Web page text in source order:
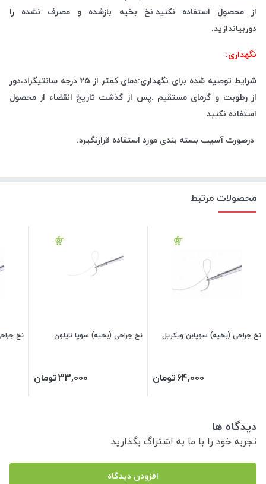
از محصول استفاده نکنید.نخ بخیه بازشده و مصرف نشده را
دوربیاندازید.
نگهداری:
شرایط توصیه شده برای نگهداری:دمای کمتر از 25 درجه سانتیگراد،دور
از رطوبت و گرمای مستقیم .پس از گذشت تاریخ انقضاء از محصول
استفاده نکنید.
درصورت آسیب بسته بندی مورد استفاده قرارنگیرد.
محصولات مرتبط
نخ جراحی (بخیه) سوپابن ویکریل
64,000تومان
نخ جراحی (بخیه) سوپا نایلون
33,000تومان
نخ
دیدگاه ها
تجربه خود را با ما به اشتراگ بگذارید
افزودن دیدگاه